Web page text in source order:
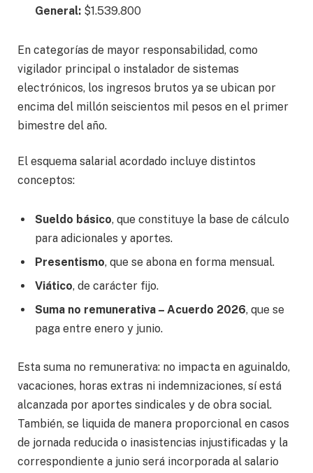
General: $1.539.800
En categorías de mayor responsabilidad, como
vigilador principal o instalador de sistemas
electrónicos, los ingresos brutos ya se ubican por
encima del millón seiscientos mil pesos en el primer
bimestre del año.
El esquema salarial acordado incluye distintos
conceptos:
Sueldo básico, que constituye la base de cálculo
para adicionales y aportes.
Presentismo, que se abona en forma mensual.
Viático, de carácter fijo.
Suma no remunerativa – Acuerdo 2026, que se
paga entre enero y junio.
Esta suma no remunerativa: no impacta en aguinaldo,
vacaciones, horas extras ni indemnizaciones, sí está
alcanzada por aportes sindicales y de obra social.
También, se liquida de manera proporcional en casos
de jornada reducida o inasistencias injustificadas y la
correspondiente a junio será incorporada al salario